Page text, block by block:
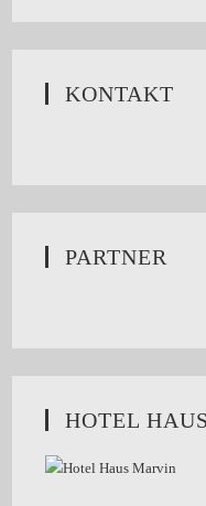
KONTAKT
PARTNER
HOTEL